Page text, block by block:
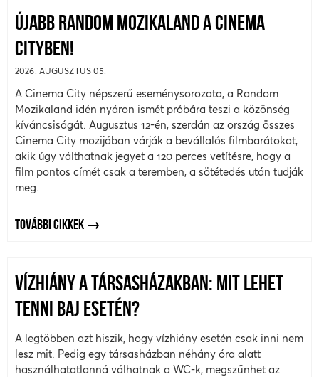
ÚJABB RANDOM MOZIKALAND A CINEMA
CITYBEN!
2026. AUGUSZTUS 05.
A Cinema City népszerű eseménysorozata, a Random
Mozikaland idén nyáron ismét próbára teszi a közönség
kíváncsiságát. Augusztus 12-én, szerdán az ország összes
Cinema City mozijában várják a bevállalós filmbarátokat,
akik úgy válthatnak jegyet a 120 perces vetítésre, hogy a
film pontos címét csak a teremben, a sötétedés után tudják
meg.
TOVÁBBI CIKKEK
VÍZHIÁNY A TÁRSASHÁZAKBAN: MIT LEHET
TENNI BAJ ESETÉN?
A legtöbben azt hiszik, hogy vízhiány esetén csak inni nem
lesz mit. Pedig egy társasházban néhány óra alatt
használhatatlanná válhatnak a WC-k, megszűnhet az